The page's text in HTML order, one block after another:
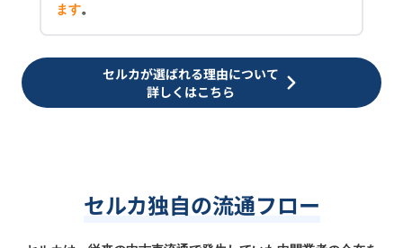
ます。
セルカが選ばれる理由について
詳しくはこちら
セルカ独自の流通フロー